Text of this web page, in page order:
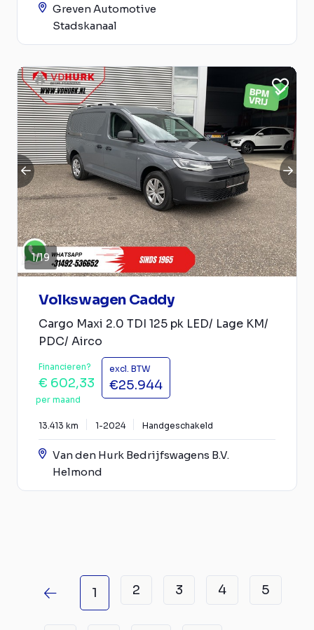
Greven Automotive
Stadskanaal
1/19
Volkswagen Caddy
Cargo Maxi 2.0 TDI 125 pk LED/ Lage KM/
PDC/ Airco
Financieren?
€ 602,33
per maand
excl. BTW
€25.944
13.413 km 1-2024 Handgeschakeld
Van den Hurk Bedrijfswagens B.V.
Helmond
1 2 3 4 5